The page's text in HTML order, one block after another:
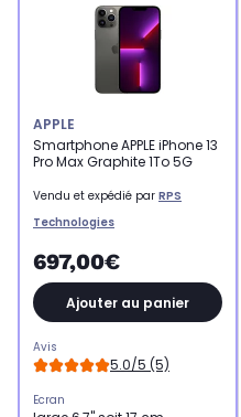
APPLE
Smartphone APPLE iPhone 13
Pro Max Graphite 1To 5G
Vendu et expédié par RPS
Technologies
697,00€
Ajouter au panier
Avis
5.0/5 (5)
Ecran